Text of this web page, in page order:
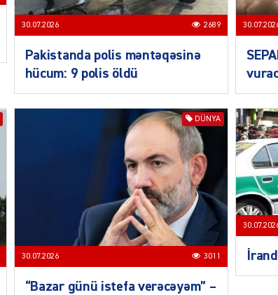
30.07.2026 2689
Pakistanda polis məntəqəsinə
hücum: 9 polis öldü
DÜNYA
30.07.2026 3011
“Bazar günü istefa verəcəyəm” –